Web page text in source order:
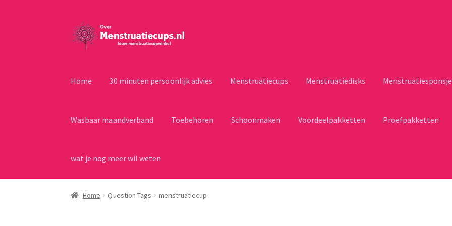
Ga
door
naar
Ga
naar
Home 30 minuten persoonlijk advies Menstruatiecups Menstruatiedisks
Wasbaar maandverband Toebehoren Schoonmaken Voordeelpakketten Proefpakketten
wat je nog meer wil weten
Home Question Tags menstruatiecup